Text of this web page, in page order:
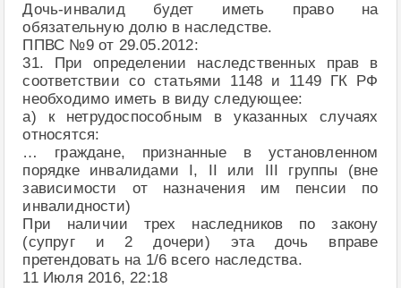
Дочь-инвалид будет иметь право на
обязательную долю в наследстве.
ППВС №9 от 29.05.2012:
31. При определении наследственных прав в
соответствии со статьями 1148 и 1149 ГК РФ
необходимо иметь в виду следующее:
а) к нетрудоспособным в указанных случаях
относятся:
… граждане, признанные в установленном
порядке инвалидами I, II или III группы (вне
зависимости от назначения им пенсии по
инвалидности)
При наличии трех наследников по закону
(супруг и 2 дочери) эта дочь вправе
претендовать на 1/6 всего наследства.
11 Июля 2016, 22:18